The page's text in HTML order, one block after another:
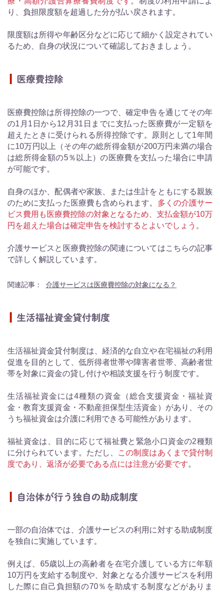
り、負担限度額を超過した分が払い戻されます。
限度額は所得や年齢区分などに応じて細かく設定されてい
るため、自身の状況について確認しておきましょう。
医療費控除
医療費控除は所得控除の一つで、確定申告を通じてその年
の1月1日から12月31日までに支払った医療費が一定額を
超えたときに受けられる所得控除です。原則として1年間
に10万円以上（その年の総所得金額が200万円未満の場合
は総所得金額の5％以上）の医療費を支払った場合に申請
が可能です。
自身のほか、配偶者や家族、または生計をともにする親族
のために支払った医療費も含められます。 多くの介護サー
ビス費用も医療費控除の対象となるため、支払金額が10万
円を超えた場合は確定申告を検討するとよいでしょう。
介護サービスと医療費控除の関連についてはこちらの記事
で詳しく解説しています。
関連記事： 介護サービスは医療費控除の対象になる？
生活福祉資金貸付制度
生活福祉資金貸付制度は、経済的な自立や在宅福祉の利用
促進を目的として、低所得者世帯や障害者世帯、高齢者世
帯を対象に資金の貸し付けや相談支援を行う制度です。
生活福祉資金には4種類の資金（総合支援資金・福祉資
金・教育支援資金・不動産担保型生活資金）があり、その
うち福祉資金は介護に利用できる可能性があります。
福祉資金は、目的に応じて福祉費と緊急小口資金の2種類
に分けられています。ただし、
この制度はあくまで貸付制
度であり、返済が必要である点には注意が必要です。
自治体が行う独自の助成制度
一部の自治体では、介護サービスの利用に対する助成制度
を独自に実施しています。
例えば、65歳以上の高齢者を在宅介護している方に年額
10万円を支給する制度や、対象となる介護サービスを利用
した際に自己負担額の70％を助成する制度などがありま